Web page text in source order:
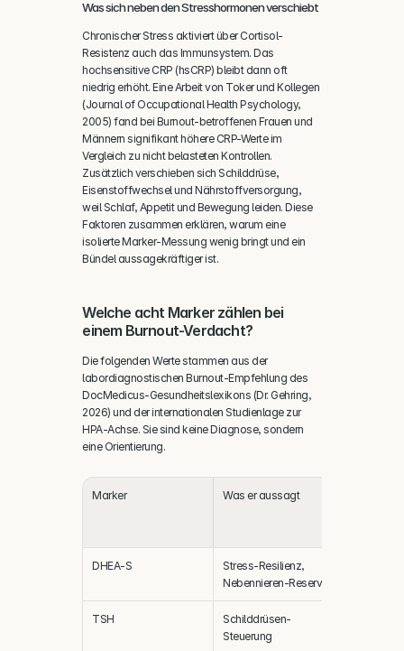
Was sich neben den Stresshormonen verschiebt
Chronischer Stress aktiviert über Cortisol-
Resistenz auch das Immunsystem. Das
hochsensitive CRP (hsCRP) bleibt dann oft
niedrig erhöht. Eine Arbeit von Toker und Kollegen
(Journal of Occupational Health Psychology,
2005) fand bei Burnout-betroffenen Frauen und
Männern signifikant höhere CRP-Werte im
Vergleich zu nicht belasteten Kontrollen.
Zusätzlich verschieben sich Schilddrüse,
Eisenstoffwechsel und Nährstoffversorgung,
weil Schlaf, Appetit und Bewegung leiden. Diese
Faktoren zusammen erklären, warum eine
isolierte Marker-Messung wenig bringt und ein
Bündel aussagekräftiger ist.
Welche acht Marker zählen bei
einem Burnout-Verdacht?
Die folgenden Werte stammen aus der
labordiagnostischen Burnout-Empfehlung des
DocMedicus-Gesundheitslexikons (Dr. Gehring,
2026) und der internationalen Studienlage zur
HPA-Achse. Sie sind keine Diagnose, sondern
eine Orientierung.
Marker Was er aussagt
DHEA-S
Stress-Resilienz,
Nebennieren-Reserve
TSH
Schilddrüsen-
Steuerung